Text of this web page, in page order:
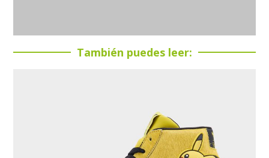
También puedes leer: